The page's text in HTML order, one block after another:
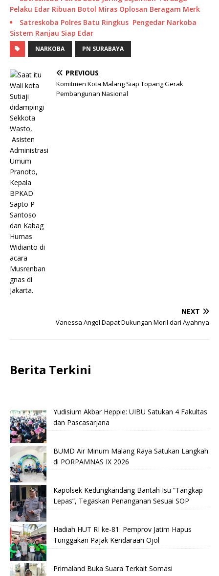
Pelaku Edar Ribuan Botol Miras Oplosan Beragam Merk
Satreskoba Polres Batu Ringkus Pengedar Narkoba
Sistem Ranjau Siap Edar
NARKOBA PN SURABAYA
PREVIOUS
Komitmen Kota Malang Siap Topang Gerak
Pembangunan Nasional
NEXT
Vanessa Angel Dapat Dukungan Moril dari Ayahnya
Berita Terkini
Yudisium Akbar Heppie: UIBU Satukan 4 Fakultas
dan Pascasarjana
BUMD Air Minum Malang Raya Satukan Langkah
di PORPAMNAS IX 2026
Kapolsek Kedungkandang Bantah Isu “Tangkap
Lepas”, Tegaskan Penanganan Sesuai SOP
Hadiah HUT RI ke-81: Pemprov Jatim Hapus
Tunggakan Pajak Kendaraan Ojol
Primaland Buka Suara Terkait Somasi